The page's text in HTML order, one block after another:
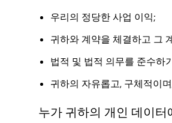
우리의 정당한 사업 이익;
귀하와 계약을 체결하고 그
법적 및 법적 의무를 준수하
귀하의 자유롭고, 구체적이
누가 귀하의 개인 데이